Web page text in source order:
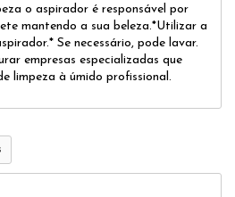
o aspirador é responsável por
mantendo a sua beleza.*Utilizar a
Se necessário, pode lavar.
empresas especializadas que
limpeza à úmido profissional.